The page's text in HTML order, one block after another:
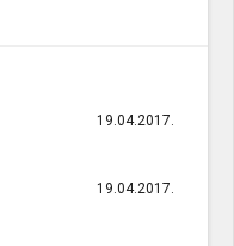
19.04.2017.
19.04.2017.